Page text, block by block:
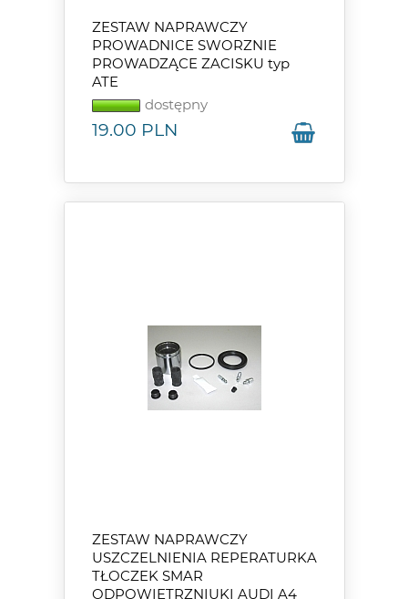
ZESTAW NAPRAWCZY
PROWADNICE SWORZNIE
PROWADZĄCE ZACISKU typ
ATE
dostępny
19.00 PLN
ZESTAW NAPRAWCZY
USZCZELNIENIA REPERATURKA
TŁOCZEK SMAR
ODPOWIETRZNIUKI AUDI A4